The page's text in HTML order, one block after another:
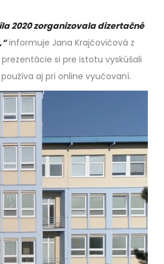
2020 zorganizovala dizertačné
informuje Jana Krajčovičová z
si pre istotu vyskúšali
aj pri online vyučovaní.